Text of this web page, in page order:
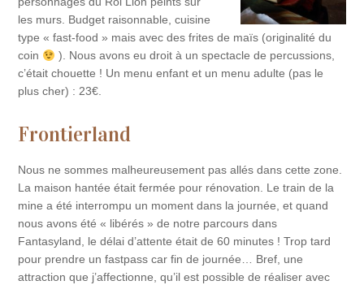
les murs. Budget raisonnable, cuisine
type « fast-food » mais avec des frites de maïs (originalité du
coin
). Nous avons eu droit à un spectacle de percussions,
c’était chouette ! Un menu enfant et un menu adulte (pas le
plus cher) : 23€.
Frontierland
Nous ne sommes malheureusement pas allés dans cette zone.
La maison hantée était fermée pour rénovation. Le train de la
mine a été interrompu un moment dans la journée, et quand
nous avons été « libérés » de notre parcours dans
Fantasyland, le délai d’attente était de 60 minutes ! Trop tard
pour prendre un fastpass car fin de journée… Bref, une
attraction que j’affectionne, qu’il est possible de réaliser avec